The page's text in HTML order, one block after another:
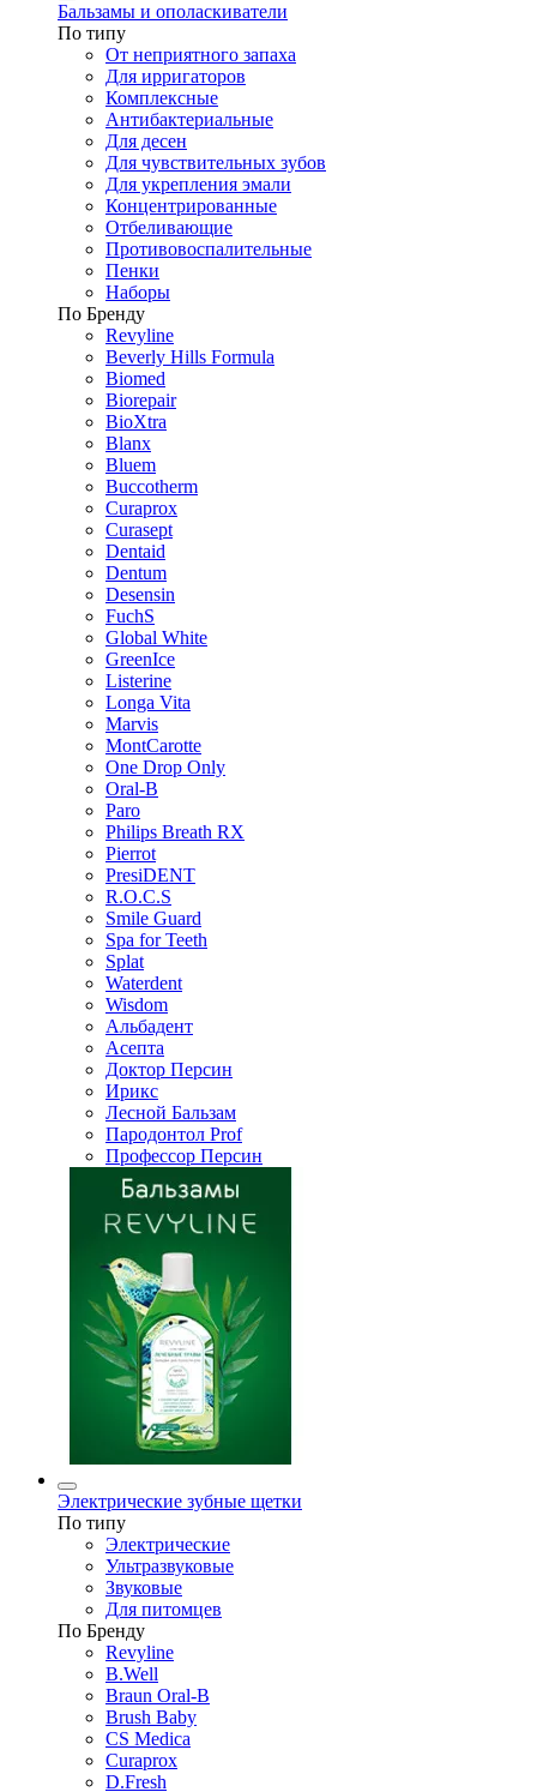
Бальзамы и ополаскиватели
По типу
От неприятного запаха
Для ирригаторов
Комплексные
Антибактериальные
Для десен
Для чувствительных зубов
Для укрепления эмали
Концентрированные
Отбеливающие
Противовоспалительные
Пенки
Наборы
По Бренду
Revyline
Beverly Hills Formula
Biomed
Biorepair
BioXtra
Blanx
Bluem
Buccotherm
Curaprox
Curasept
Dentaid
Dentum
Desensin
FuchS
Global White
GreenIce
Listerine
Longa Vita
Marvis
MontCarotte
One Drop Only
Oral-B
Paro
Philips Breath RX
Pierrot
PresiDENT
R.O.C.S
Smile Guard
Spa for Teeth
Splat
Waterdent
Wisdom
Альбадент
Асепта
Доктор Персин
Ирикс
Лесной Бальзам
Пародонтол Prof
Профессор Персин
Электрические зубные щетки
По типу
Электрические
Ультразвуковые
Звуковые
Для питомцев
По Бренду
Revyline
B.Well
Braun Oral-B
Brush Baby
CS Medica
Curaprox
D.Fresh